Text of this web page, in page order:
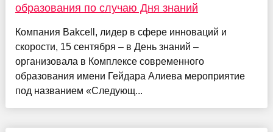
образования по случаю Дня знаний
Компания Bakcell, лидер в сфере инноваций и
скорости, 15 сентября – в День знаний –
организовала в Комплексе современного
образования имени Гейдара Алиева мероприятие
под названием «Следующ...